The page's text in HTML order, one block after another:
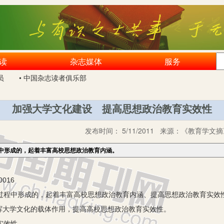
杂志媒体 服务
• 中国杂志读者俱乐部
加强大学文化建设 提高思想政治教育实效性
发布时间： 5/11/2011 来源： 《教育学文
成的，起着丰富高校思想政治教育内涵。
形成的，起着丰富高校思想政治教育内涵、提高思想政治教育实效
学文化的载体作用，提高高校思想政治教育实效性。